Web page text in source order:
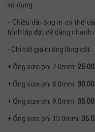
sử dụng.
- Chiều dài ống in có thể
trình lắp đặt dễ dàng nhanh
- Chi tiết giá in ống lồng cốt:
+ Ống size phi 7.0mm:
+ Ống size phi 8.0mm:
+ Ống size phi 9.0mm:
+ Ống size phi 10.0mm: